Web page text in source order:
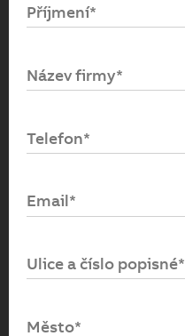
Příjmení*
Název firmy*
Telefon*
Email*
Ulice a číslo popisné*
Město*